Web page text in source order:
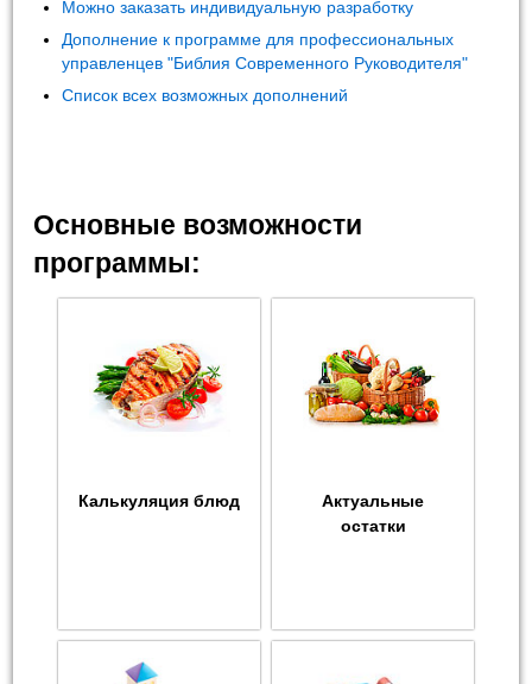
Можно заказать индивидуальную разработку
Дополнение к программе для профессиональных
управленцев "Библия Современного Руководителя"
Список всех возможных дополнений
Основные возможности
программы:
Калькуляция блюд
Актуальные
остатки